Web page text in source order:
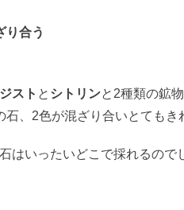
り合う
スト と シトリンと2種類の鉱
石、2色が混ざり合いとてもき
はいったいどこで採れるので